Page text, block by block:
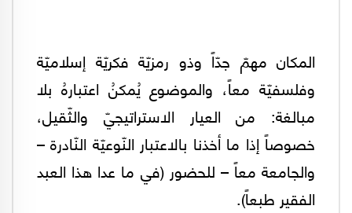
المكان مهمّ جدّاً وذو رمزيّة فكريّة إسلاميّة
وفلسفيّة معاً، والموضوع يُمكنُ اعتبارهُ بلا
مبالغة: من العيار الاستراتيجيّ والثّقيل،
خصوصاً إذا ما أخذنا بالاعتبار النّوعيّة النّادرة –
والجامعة معاً – للحضور (في ما عدا هذا العبد
الفقير طبعاً).